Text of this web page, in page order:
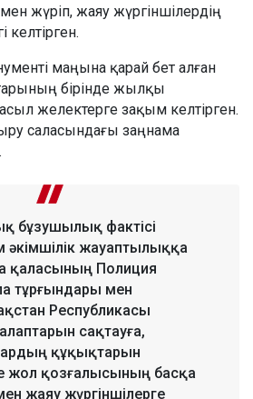
жүріп, жаяу жүргіншілердің
келтірген.
маңына қарай бет алған
бірінде жылқы
желектерге зақым келтірген.
саласындағы заңнама
бұзушылық фактісі
жауаптылыққа
қаласының Полиция
тұрғындары мен
Республикасы
сақтауға,
құқықтарын
жол қозғалысының басқа
жаяу жүргіншілерге